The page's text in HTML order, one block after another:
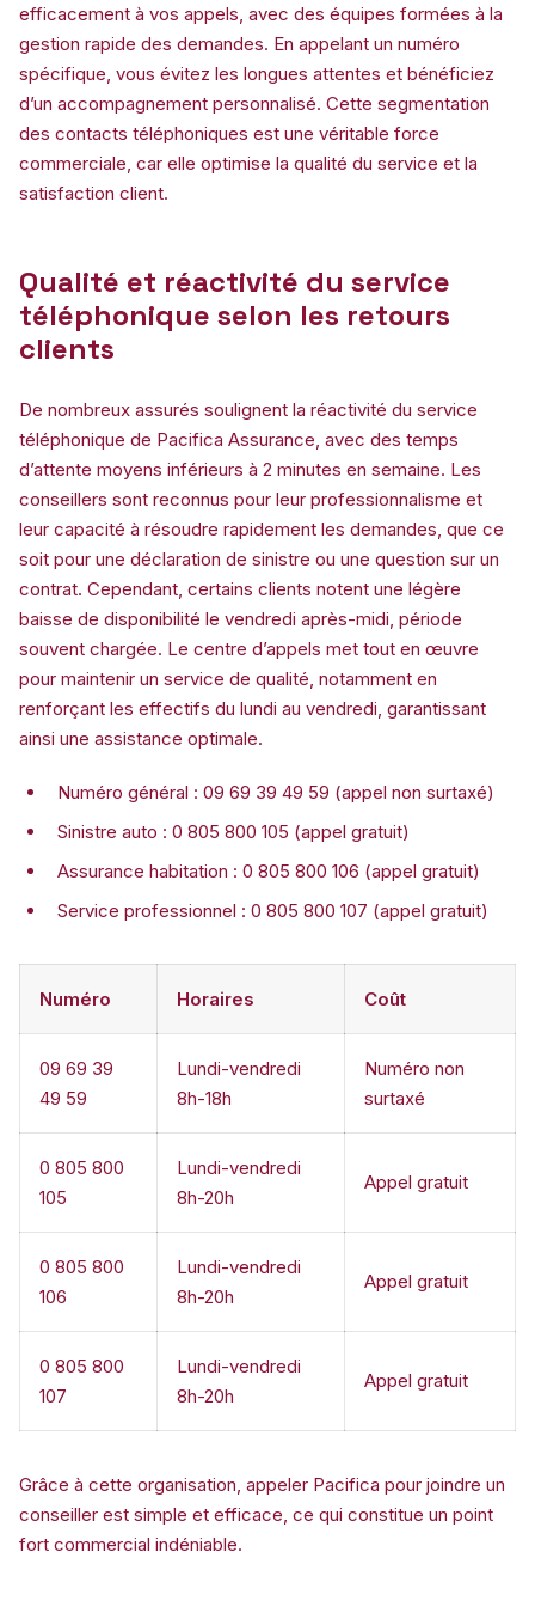
efficacement à vos appels, avec des équipes formées à la
gestion rapide des demandes. En appelant un numéro
spécifique, vous évitez les longues attentes et bénéficiez
d’un accompagnement personnalisé. Cette segmentation
des contacts téléphoniques est une véritable force
commerciale, car elle optimise la qualité du service et la
satisfaction client.
Qualité et réactivité du service
téléphonique selon les retours
clients
De nombreux assurés soulignent la réactivité du service
téléphonique de Pacifica Assurance, avec des temps
d’attente moyens inférieurs à 2 minutes en semaine. Les
conseillers sont reconnus pour leur professionnalisme et
leur capacité à résoudre rapidement les demandes, que ce
soit pour une déclaration de sinistre ou une question sur un
contrat. Cependant, certains clients notent une légère
baisse de disponibilité le vendredi après-midi, période
souvent chargée. Le centre d’appels met tout en œuvre
pour maintenir un service de qualité, notamment en
renforçant les effectifs du lundi au vendredi, garantissant
ainsi une assistance optimale.
Numéro général : 09 69 39 49 59 (appel non surtaxé)
Sinistre auto : 0 805 800 105 (appel gratuit)
Assurance habitation : 0 805 800 106 (appel gratuit)
Service professionnel : 0 805 800 107 (appel gratuit)
Numéro Horaires Coût
09 69 39
49 59
Lundi-vendredi
8h-18h
Numéro non
surtaxé
0 805 800
105
Lundi-vendredi
8h-20h
Appel gratuit
0 805 800
106
Lundi-vendredi
8h-20h
Appel gratuit
0 805 800
107
Lundi-vendredi
8h-20h
Appel gratuit
Grâce à cette organisation, appeler Pacifica pour joindre un
conseiller est simple et efficace, ce qui constitue un point
fort commercial indéniable.